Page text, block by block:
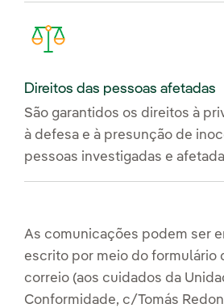
Direitos das pessoas afetadas
São garantidos os direitos à
à defesa e à presunção de
pessoas investigadas e
As comunicações podem ser
escrito por meio do formulário
correio (aos cuidados da
Conformidade, c/Tomás